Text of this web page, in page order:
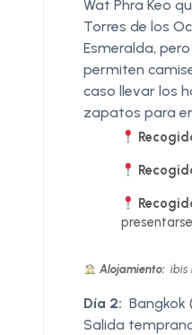
Wat Phra Keo
Torres de los
Esmeralda,
permiten
caso llevar los
zapatos para
Alojamiento: ibis
Día 2: Bangkok
Salida